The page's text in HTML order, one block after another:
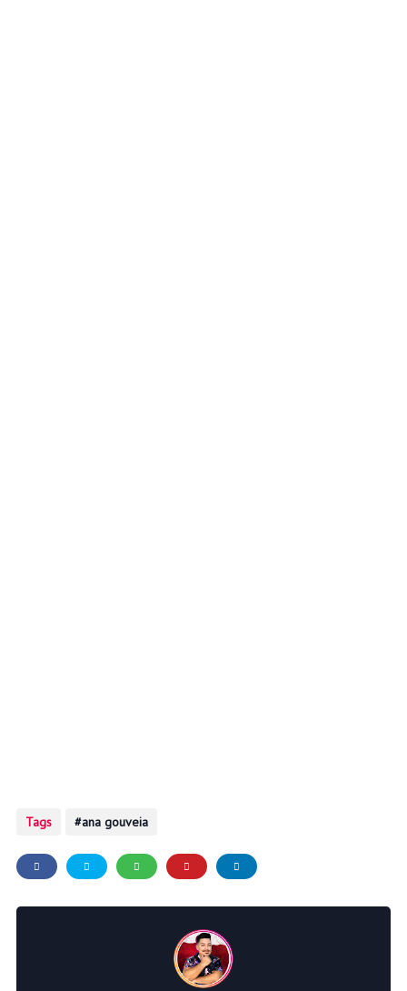
Tags ana gouveia